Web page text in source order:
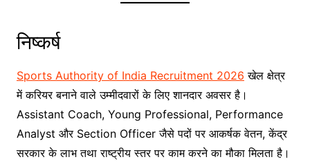
निष्कर्ष
Sports Authority of India Recruitment 2026 खेल क्षेत्र
में करियर बनाने वाले उम्मीदवारों के लिए शानदार अवसर है।
Assistant Coach, Young Professional, Performance
Analyst और Section Officer जैसे पदों पर आकर्षक वेतन, केंद्र
सरकार के लाभ तथा राष्ट्रीय स्तर पर काम करने का मौका मिलता है।